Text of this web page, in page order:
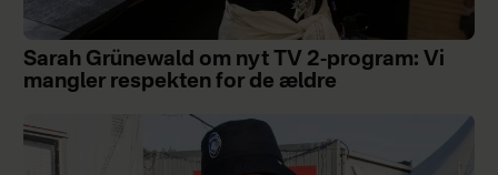
Sarah Grünewald om nyt TV 2-program: Vi
mangler respekten for de ældre